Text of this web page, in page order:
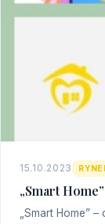
15.10.2023
„Smart
„Smart Home”